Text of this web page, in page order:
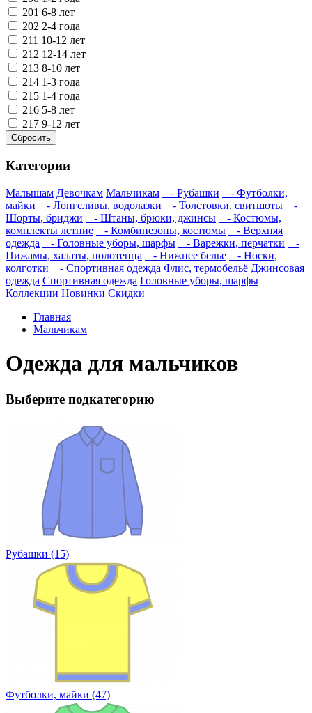
201 6-8 лет
202 2-4 года
211 10-12 лет
212 12-14 лет
213 8-10 лет
214 1-3 года
215 1-4 года
216 5-8 лет
217 9-12 лет
Категории
Малышам Девочкам Мальчикам - Рубашки
- Футболки,
майки
- Лонгсливы, водолазки - Толстовки, свитшоты
-
Шорты, бриджи
- Штаны, брюки, джинсы
- Костюмы,
комплекты летние
- Комбинезоны, костюмы
- Верхняя
одежда
- Головные уборы, шарфы - Варежки, перчатки
-
Пижамы, халаты, полотенца
- Нижнее белье
- Носки,
колготки
- Спортивная одежда Флис, термобельё Джинсовая
одежда Спортивная одежда Головные уборы, шарфы
Коллекции Новинки Скидки
Главная
Мальчикам
Одежда для мальчиков
Выберите подкатегорию
Рубашки (15)
Футболки, майки (47)